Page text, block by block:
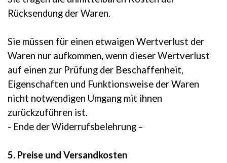
Rücksendung der Waren.
Sie müssen für einen etwaigen Wertverlust der
Waren nur aufkommen, wenn dieser Wertverlust
auf einen zur Prüfung der Beschaffenheit,
Eigenschaften und Funktionsweise der Waren
nicht notwendigen Umgang mit ihnen
zurückzuführen ist.
- Ende der Widerrufsbelehrung –
5. Preise und Versandkosten